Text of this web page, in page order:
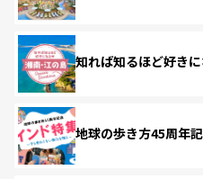
知れば知るほど好き
地球の歩き方45周年